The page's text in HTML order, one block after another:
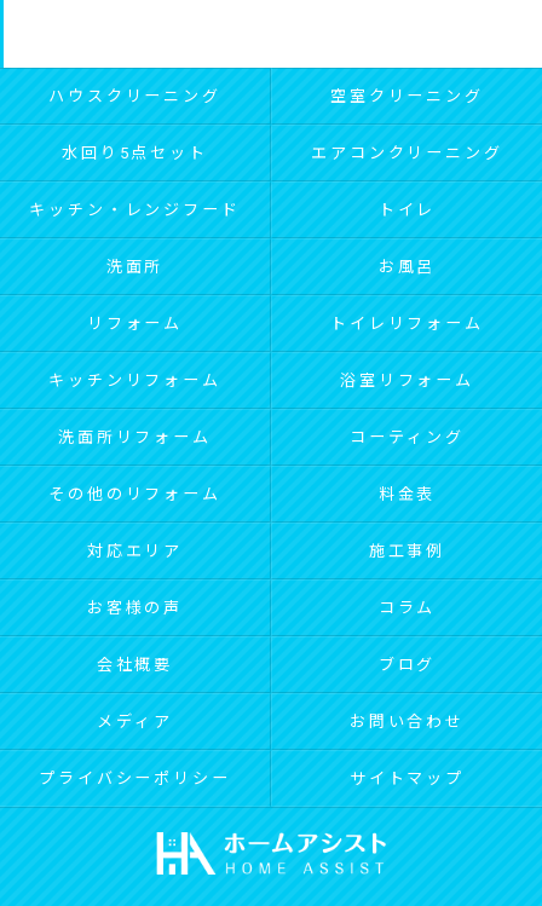
ハウスクリーニング 空室クリーニング
水回り5点セット エアコンクリーニング
キッチン・レンジフード トイレ
洗面所 お風呂
リフォーム トイレリフォーム
キッチンリフォーム 浴室リフォーム
洗面所リフォーム コーティング
その他のリフォーム 料金表
対応エリア 施工事例
お客様の声 コラム
会社概要 ブログ
メディア お問い合わせ
プライバシーポリシー サイトマップ